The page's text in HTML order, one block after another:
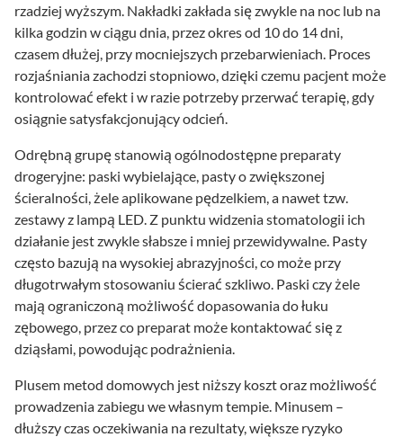
rzadziej wyższym. Nakładki zakłada się zwykle na noc lub na
kilka godzin w ciągu dnia, przez okres od 10 do 14 dni,
czasem dłużej, przy mocniejszych przebarwieniach. Proces
rozjaśniania zachodzi stopniowo, dzięki czemu pacjent może
kontrolować efekt i w razie potrzeby przerwać terapię, gdy
osiągnie satysfakcjonujący odcień.
Odrębną grupę stanowią ogólnodostępne preparaty
drogeryjne: paski wybielające, pasty o zwiększonej
ścieralności, żele aplikowane pędzelkiem, a nawet tzw.
zestawy z lampą LED. Z punktu widzenia stomatologii ich
działanie jest zwykle słabsze i mniej przewidywalne. Pasty
często bazują na wysokiej abrazyjności, co może przy
długotrwałym stosowaniu ścierać szkliwo. Paski czy żele
mają ograniczoną możliwość dopasowania do łuku
zębowego, przez co preparat może kontaktować się z
dziąsłami, powodując podrażnienia.
Plusem metod domowych jest niższy koszt oraz możliwość
prowadzenia zabiegu we własnym tempie. Minusem –
dłuższy czas oczekiwania na rezultaty, większe ryzyko